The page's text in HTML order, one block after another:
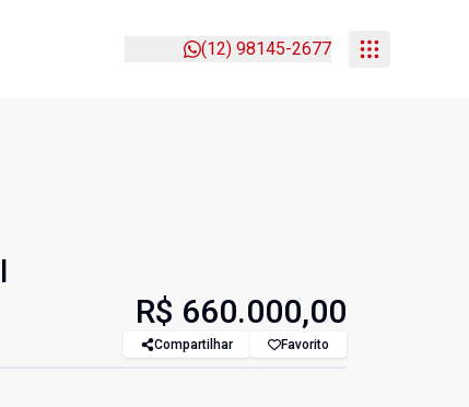
(12) 98145-2677
R$ 660.000,00
Compartilhar Favorito